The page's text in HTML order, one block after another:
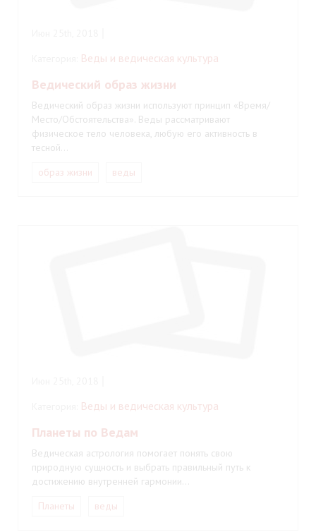
Веды и ведическая культура
Ведический образ жизни
Ведический образ жизни используют принцип «Время/
Место/Обстоятельства». Веды рассматривают
физическое тело человека, любую его активность в
тесной…
образ жизни
веды
Веды и ведическая культура
Планеты по Ведам
Ведическая астрология помогает понять свою
природную сущность и выбрать правильный путь к
достижению внутренней гармонии…
Планеты
веды